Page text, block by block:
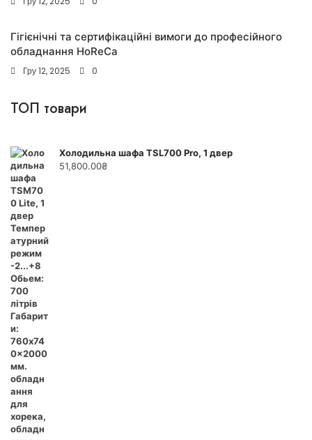
Гігієнічні та сертифікаційні вимоги до професійного
обладнання HoReCa
Гру 12, 2025 0
ТОП товари
Холодильна шафа TSL700 Pro, 1 двер
51,800.00₴